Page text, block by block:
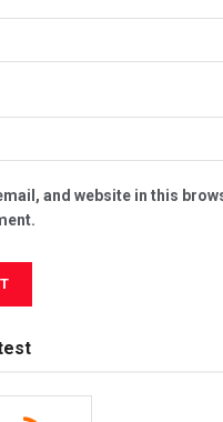
and website in this